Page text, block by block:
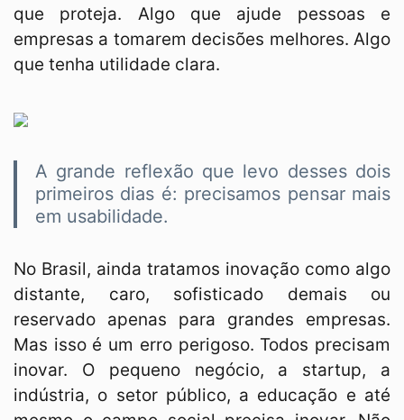
que proteja. Algo que ajude pessoas e
empresas a tomarem decisões melhores. Algo
que tenha utilidade clara.
A grande reflexão que levo desses dois
primeiros dias é: precisamos pensar mais
em usabilidade.
No Brasil, ainda tratamos inovação como algo
distante, caro, sofisticado demais ou
reservado apenas para grandes empresas.
Mas isso é um erro perigoso. Todos precisam
inovar. O pequeno negócio, a startup, a
indústria, o setor público, a educação e até